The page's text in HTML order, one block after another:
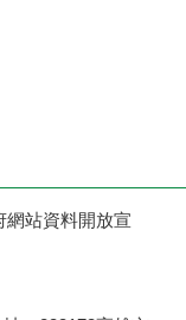
網站資料開放宣